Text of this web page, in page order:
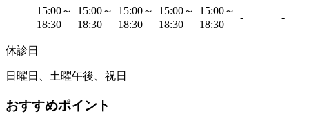
15:00～
18:30
15:00～
18:30
15:00～
18:30
15:00～
18:30
15:00～
18:30
- -
休診日
日曜日、土曜午後、祝日
おすすめポイント